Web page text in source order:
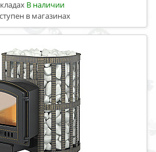
В наличии
в магазинах